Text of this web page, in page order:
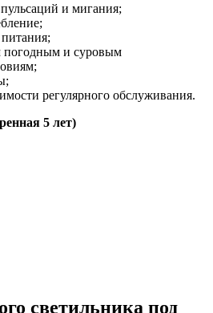
и мигания;
погодным и суровым
регулярного обслуживания.
5 лет)
светильника под